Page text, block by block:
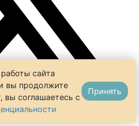
сайта
вы продолжите
вы соглашаетесь с
Принять